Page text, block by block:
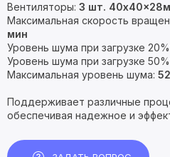
Вентиляторы: 3 шт.
Максимальная скорость
мин
Уровень шума при загрузке
Уровень шума при загрузке
Максимальная уровень шума:
Поддерживает различные
обеспечивая надежное и